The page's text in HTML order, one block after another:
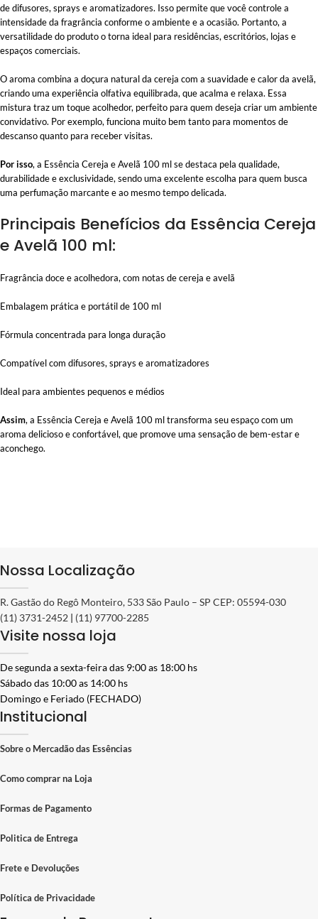
de difusores, sprays e aromatizadores. Isso permite que você controle a
intensidade da fragrância conforme o ambiente e a ocasião. Portanto, a
versatilidade do produto o torna ideal para residências, escritórios, lojas e
espaços comerciais.
O aroma combina a doçura natural da cereja com a suavidade e calor da avelã,
criando uma experiência olfativa equilibrada, que acalma e relaxa. Essa
mistura traz um toque acolhedor, perfeito para quem deseja criar um ambiente
convidativo. Por exemplo, funciona muito bem tanto para momentos de
descanso quanto para receber visitas.
Por isso, a Essência Cereja e Avelã 100 ml se destaca pela qualidade,
durabilidade e exclusividade, sendo uma excelente escolha para quem busca
uma perfumação marcante e ao mesmo tempo delicada.
Principais Benefícios da Essência Cereja
e Avelã 100 ml:
Fragrância doce e acolhedora, com notas de cereja e avelã
Embalagem prática e portátil de 100 ml
Fórmula concentrada para longa duração
Compatível com difusores, sprays e aromatizadores
Ideal para ambientes pequenos e médios
Assim, a Essência Cereja e Avelã 100 ml transforma seu espaço com um
aroma delicioso e confortável, que promove uma sensação de bem-estar e
aconchego.
Nossa Localização
R. Gastão do Regô Monteiro, 533 São Paulo – SP CEP: 05594-030
(11) 3731-2452 | (11) 97700-2285
Visite nossa loja
De segunda a sexta-feira das 9:00 as 18:00 hs
Sábado das 10:00 as 14:00 hs
Domingo e Feriado (FECHADO)
Institucional
Sobre o Mercadão das Essências
Como comprar na Loja
Formas de Pagamento
Politica de Entrega
Frete e Devoluções
Política de Privacidade